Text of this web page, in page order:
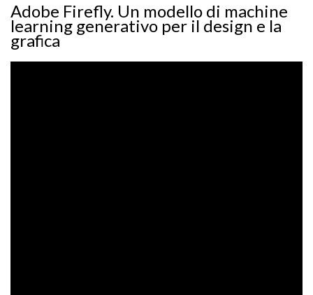
Adobe Firefly. Un modello di machine
learning generativo per il design e la
grafica